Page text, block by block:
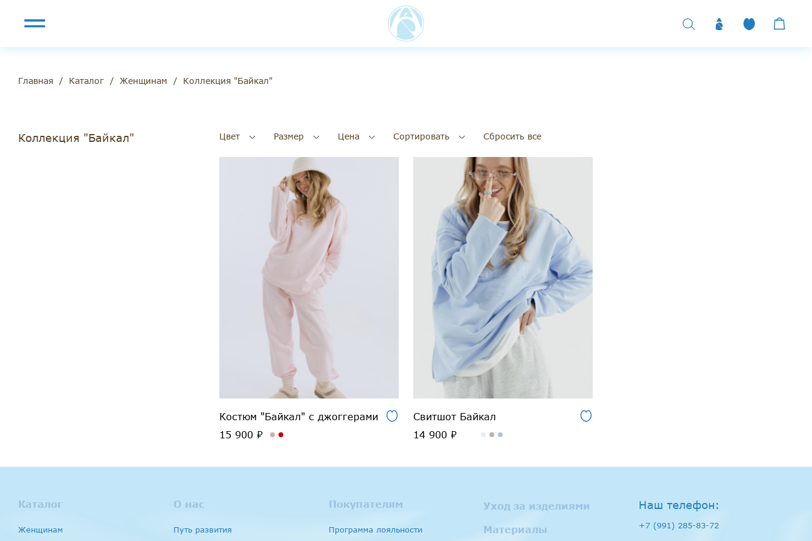
Главная / Каталог / Женщинам / Коллекция "Байкал"
Коллекция "Байкал" Цвет Размер Цена Сортировать Сбросить все
Костюм "Байкал" с джоггерами
15 900 ₽
Свитшот Байкал
14 900 ₽
Каталог
Женщинам
О нас
Путь развития
Покупателям
Программа лояльности
Уход за изделиями
Материалы
Наш телефон:
+7 (991) 285-83-72